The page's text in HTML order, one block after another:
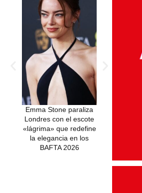
Emma Stone paraliza
Londres con el escote
«lágrima» que redefine
la elegancia en los
BAFTA 2026